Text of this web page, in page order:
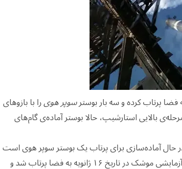
فضا پرتاب کرده و سه بار بوسترسوپر هویرا با بازوهای
بالایی استارشیپ، حالا بوستر آماده‌ی گام‌های
حال آماده‌سازی برای پرتاب یک بوستر سوپر هوی است
که پیش‌تر یک بار پرواز کرده است. این بوستر در هفتمین پرواز آزمایشی موشک در تاریخ ۱۶ ژانویه به فضا پرتاب شد و